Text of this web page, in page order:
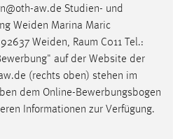
aw.de Studien- und
Weiden Marina Maric
Weiden, Raum C011 Tel.:
auf der Website der
(rechts oben) stehen im
dem Online-Bewerbungsbogen
Informationen zur Verfügung.